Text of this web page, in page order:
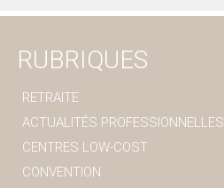
RUBRIQUES
RETRAITE
ACTUALITÉS PROFESSIONNELLES
CENTRES LOW-COST
CONVENTION